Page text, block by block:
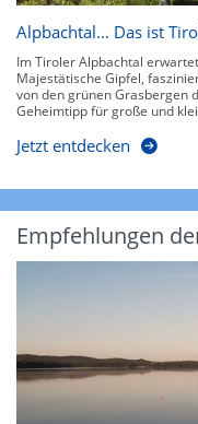
Alpbachtal… Das ist
Im Tiroler Alpbachtal
Majestätische Gipfel,
von den grünen Grasbergen
Geheimtipp für große und
Jetzt entdecken
Empfehlungen